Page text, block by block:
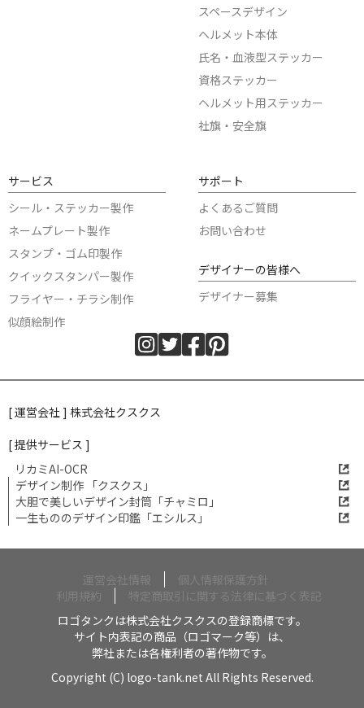
スペースデザイン
ヘルメット本体
氏名・血液型ステッカー
資格ステッカー
ヘルメット用ステッカー
社旗・安全旗
サービス
シール・ステッカー製作
ネームプレート製作
スタンプ・ゴム印製作
クイックスタンパー製作
フライヤー・チラシ制作
似顔絵制作
サポート
よくあるご質問
お問い合わせ
デザイナーの皆様へ
デザイナー募集
[ 運営会社 ] 株式会社クスクス
[ 提供サービス ]
リカミAI-OCR
デザイン制作 「クスクス」
大胆で美しいデザイン封筒「チャミロ」
一生もののデザイン印鑑「エシルス」
運営会社情報
個人情報保護方針
利用規約
特定商取引に関する法律に基づく表記
ロゴタンクは株式会社クスクスの登録商標です。
サイト内表記の商品（ロゴマーク等）は、
弊社または各権利者の著作物です。
Copyright (C) logo-tank.net All Rights Reserved.